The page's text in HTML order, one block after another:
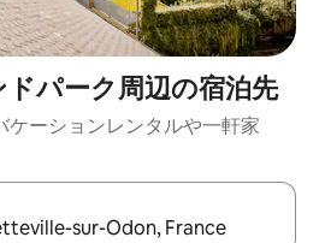
パーク⁠周⁠辺⁠の宿⁠泊⁠先
ー⁠シ⁠ョ⁠ンレ⁠ン⁠タ⁠ルや一⁠軒⁠家
、上下の矢印キーを使って移動するか